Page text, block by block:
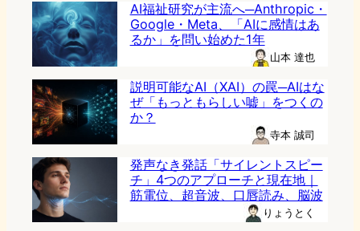
AI福祉研究が主流へ─Anthropic・
Google・Meta、「AIに感情はあ
るか」を問い始めた1年
山本 達也
説明可能なAI（XAI）の罠─AIはな
ぜ「もっともらしい嘘」をつくの
か？
寺本 誠司
発声なき発話「サイレントスピー
チ」4つのアプローチと現在地｜
筋電位、超音波、口唇読み、脳波
りょうとく